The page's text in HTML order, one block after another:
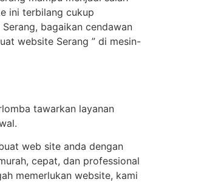
ini terbilang cukup
bagaikan cendawan
website Serang ” di mesin-
tawarkan layanan
web site anda dengan
cepat, dan professional
memerlukan website, kami